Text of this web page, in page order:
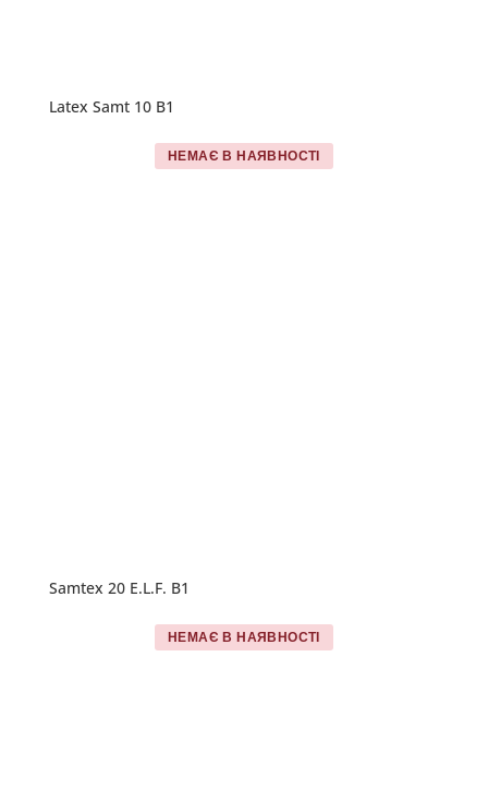
Latex Samt 10 B1
НЕМАЄ В НАЯВНОСТІ
Samtex 20 E.L.F. B1
НЕМАЄ В НАЯВНОСТІ